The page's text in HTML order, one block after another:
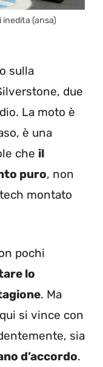
(ansa)
sulla
due
La moto è
è una
che il
puro, non
montato
pochi
lo
. Ma
si vince con
sia
d’accordo.